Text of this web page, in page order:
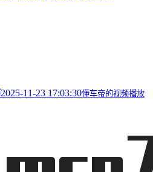
2025-11-23 17:03:30懂车帝的视频播放